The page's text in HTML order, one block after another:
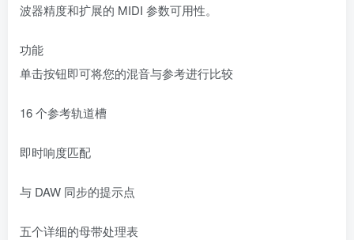
波器精度和扩展的 MIDI 参数可用性。
功能
单击按钮即可将您的混音与参考进行比较
16 个参考轨道槽
即时响度匹配
与 DAW 同步的提示点
五个详细的母带处理表